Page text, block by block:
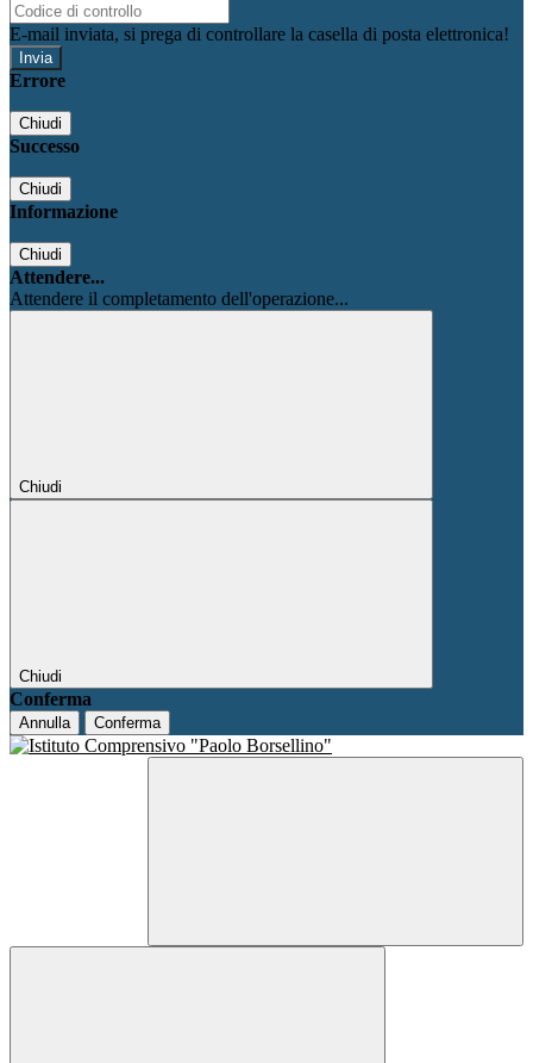
E-mail inviata, si prega di controllare la casella di posta elettronica!
Errore
Chiudi
Successo
Chiudi
Informazione
Chiudi
Attendere...
Attendere il completamento dell'operazione...
Chiudi
Chiudi
Conferma
Annulla Conferma